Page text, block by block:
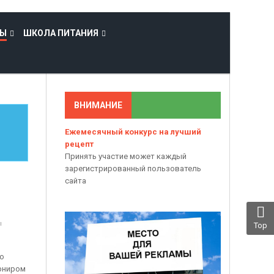
ШКОЛА ПИТАНИЯ
ВНИМАНИЕ
Ежемесячный конкурс на лучший
рецепт
Принять участие может каждый
зарегистрированный пользователь
сайта
Top